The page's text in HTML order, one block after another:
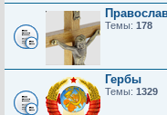
Темы: 178
Гербы
Темы: 1329